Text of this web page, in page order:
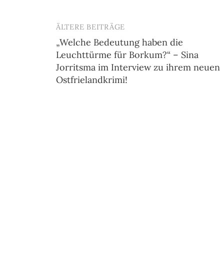
Beitragsnavigation
ÄLTERE BEITRÄGE
„Welche Bedeutung haben die
Leuchttürme für Borkum?“ – Sina
Jorritsma im Interview zu ihrem neuen
Ostfrielandkrimi!